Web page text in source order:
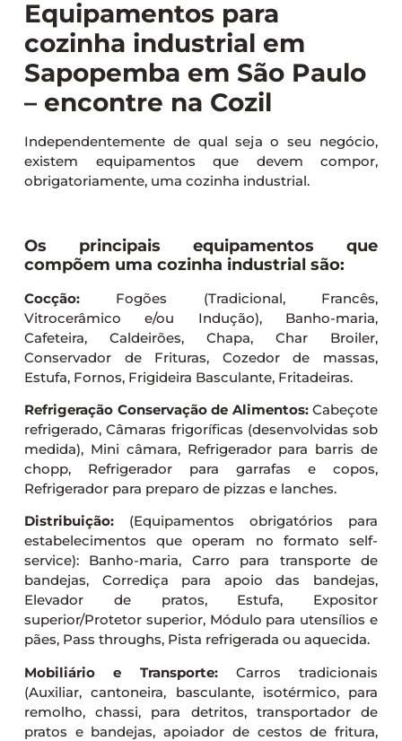
Equipamentos para
cozinha industrial em
Sapopemba em São Paulo
– encontre na Cozil
Independentemente de qual seja o seu negócio,
existem equipamentos que devem compor,
obrigatoriamente, uma cozinha industrial.
Os principais equipamentos que
compõem uma cozinha industrial são:
Cocção: Fogões (Tradicional, Francês,
Vitrocerâmico e/ou Indução), Banho-maria,
Cafeteira, Caldeirões, Chapa, Char Broiler,
Conservador de Frituras, Cozedor de massas,
Estufa, Fornos, Frigideira Basculante, Fritadeiras.
Refrigeração Conservação de Alimentos:Cabeçote
refrigerado, Câmaras frigoríficas (desenvolvidas sob
medida), Mini câmara, Refrigerador para barris de
chopp, Refrigerador para garrafas e copos,
Refrigerador para preparo de pizzas e lanches.
Distribuição: (Equipamentos obrigatórios para
estabelecimentos que operam no formato self-
service): Banho-maria, Carro para transporte de
bandejas, Corrediça para apoio das bandejas,
Elevador de pratos, Estufa, Expositor
superior/Protetor superior, Módulo para utensílios e
pães, Pass throughs, Pista refrigerada ou aquecida.
Mobiliário e Transporte:Carros tradicionais
(Auxiliar, cantoneira, basculante, isotérmico, para
remolho, chassi, para detritos, transportador de
pratos e bandejas, apoiador de cestos de fritura,